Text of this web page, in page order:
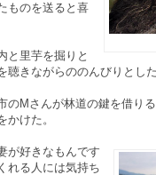
ものを送ると喜
と里芋を掘りと
聴きながらののんびりとし
のMさんが林道の鍵を借り
けた。
が好きなもんです
れる人には気持ち